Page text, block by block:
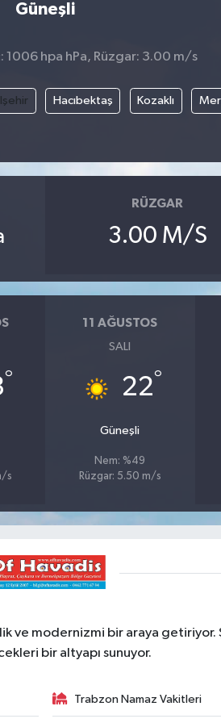
Güneşli
1006 hpa hPa, Rüzgar: 3.00 m/s
Hacıbektaş Kozaklı
RÜZGAR
3.00 M/S
°
s
11 AĞUSTOS
SALI
22°
Güneşli
Nem: %49
Rüzgar: 5.50 m/s
ve modernizmi bir araya getiriyor.
bir altyapı sunuyor.
Trabzon Namaz Vakitleri